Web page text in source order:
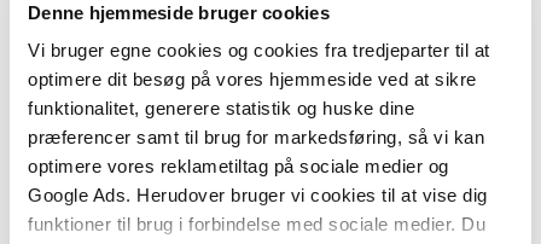
Denne hjemmeside bruger cookies
Vi bruger egne cookies og cookies fra tredjeparter til at
optimere dit besøg på vores hjemmeside ved at sikre
funktionalitet, generere statistik og huske dine
præferencer samt til brug for markedsføring, så vi kan
optimere vores reklametiltag på sociale medier og
Google Ads. Herudover bruger vi cookies til at vise dig
funktioner til brug i forbindelse med sociale medier. Du
Sprogvinduet - guiden til dit barns sprogudvikling
er rig på nyttig viden, sjove eksempler fra
dagligdagen og fuld af praktiske tips til, hvordan
du giver dit barn den bedst mulige sproglige start i
livet.
Sprogvinduet står i de fire første år af barnets liv
vidt åbent. I denne periode er barnet derfor ekstra